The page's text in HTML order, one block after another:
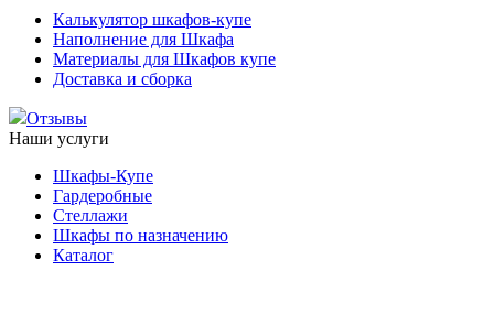
Калькулятор шкафов-купе
Наполнение для Шкафа
Материалы для Шкафов купе
Доставка и сборка
Отзывы
Наши услуги
Шкафы-Купе
Гардеробные
Стеллажи
Шкафы по назначению
Каталог